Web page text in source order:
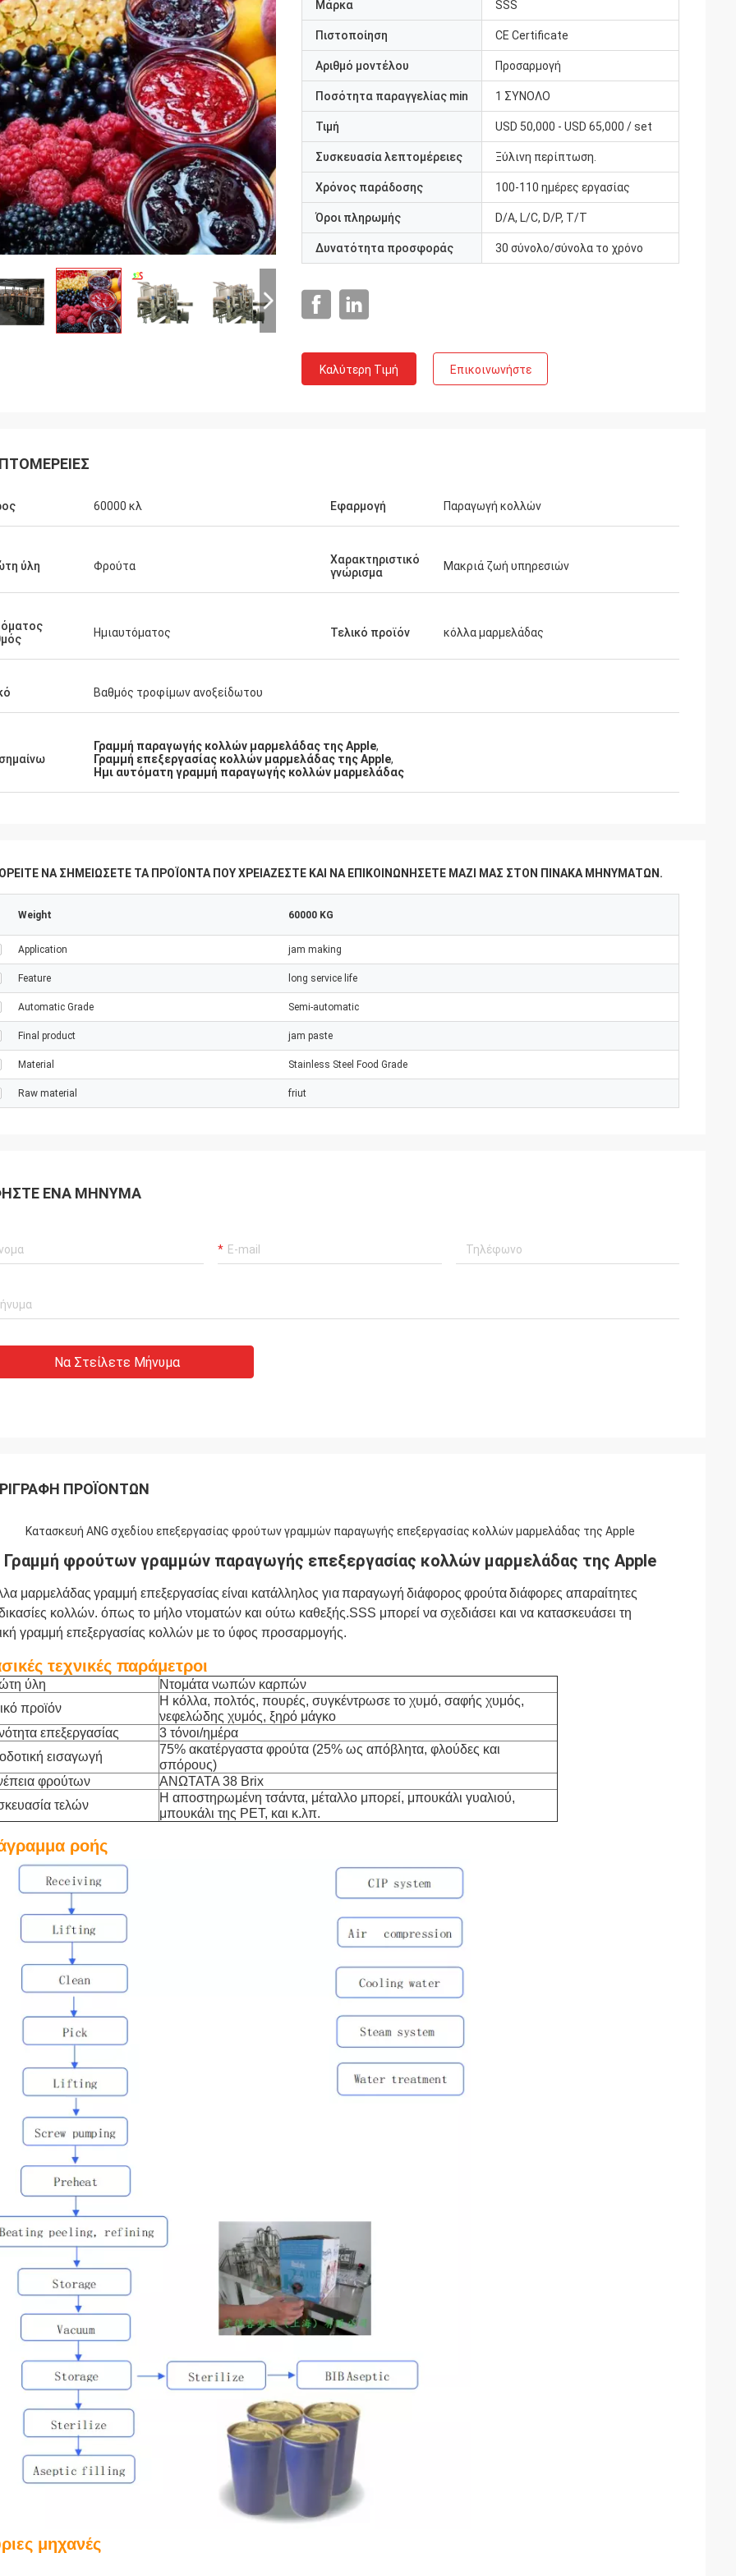
Μάρκα SSS
Πιστοποίηση CE Certificate
Αριθμό μοντέλου Προσαρμογή
Ποσότητα παραγγελίας min 1 ΣΥΝΟΛΟ
Τιμή USD 50,000 - USD 65,000 / set
Συσκευασία λεπτομέρειες Ξύλινη περίπτωση.
Χρόνος παράδοσης 100-110 ημέρες εργασίας
Όροι πληρωμής D/A, L/C, D/P, T/T
Δυνατότητα προσφοράς 30 σύνολο/σύνολα το χρόνο
Καλύτερη Τιμή Επικοινωνήστε
60000 κλ Εφαρμογή Παραγωγή κολλών
ύλη Φρούτα
Χαρακτηριστικό
γνώρισμα
Μακριά ζωή υπηρεσιών
Ημιαυτόματος Τελικό προϊόν κόλλα μαρμελάδας
Βαθμός τροφίμων ανοξείδωτου
Γραμμή παραγωγής κολλών μαρμελάδας της Apple,
Γραμμή επεξεργασίας κολλών μαρμελάδας της Apple,
Ημι αυτόματη γραμμή παραγωγής κολλών μαρμελάδας
ΝΑ ΣΗΜΕΙΏΣΕΤΕ ΤΑ ΠΡΟΪΌΝΤΑ ΠΟΥ ΧΡΕΙΆΖΕΣΤΕ ΚΑΙ ΝΑ ΕΠΙΚΟΙΝΩΝΉΣΕΤΕ ΜΑΖΊ ΜΑΣ ΣΤΟΝ ΠΊΝΑΚΑ ΜΗΝΥΜΆΤΩΝ.
Weight 60000 KG
Application jam making
Feature long service life
Automatic Grade Semi-automatic
Final product jam paste
Material Stainless Steel Food Grade
Raw material friut
ΈΝΑ ΜΉΝΥΜΑ
Να Στείλετε Μήνυμα
ΠΡΟΪΌΝΤΩΝ
Κατασκευή ANG σχεδίου επεξεργασίας φρούτων γραμμών παραγωγής επεξεργασίας κολλών μαρμελάδας της Apple
Γραμμή φρούτων γραμμών παραγωγής επεξεργασίας κολλών μαρμελάδας της Apple
μαρμελάδας γραμμή επεξεργασίας είναι κατάλληλος γιαπαραγωγή διάφορος φρούταδιάφορες απαραίτητες
κολλών. όπως το μήλο ντοματών και ούτω καθεξής.SSS μπορεί να σχεδιάσει και να κατασκευάσει τη
γραμμή επεξεργασίας κολλών με το ύφος προσαρμογής.
τεχνικές παράμετροι
ύλη
Ντομάτα νωπών καρπών
προϊόν
Η κόλλα, πολτός, πουρές, συγκέντρωσε το χυμό, σαφής χυμός,
νεφελώδης χυμός, ξηρό μάγκο
επεξεργασίας
3 τόνοι/ημέρα
εισαγωγή
75% ακατέργαστα φρούτα (25% ως απόβλητα, φλούδες και
σπόρους)
φρούτων
ΑΝΩΤΑΤΑ 38 Brix
τελών
Η αποστηρωμένη τσάντα, μέταλλο μπορεί, μπουκάλι γυαλιού,
μπουκάλι της PET, και κ.λπ.
ροής
μηχανές